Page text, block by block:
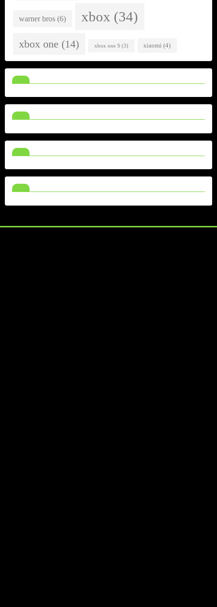
warner bros (6) xbox (34)
xbox one (14) xbox one S(3) xiaomi (4)